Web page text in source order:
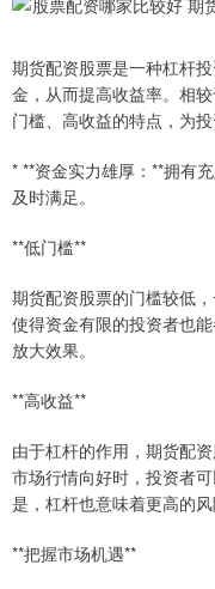
期货配资股票是一种杠杆
金，从而提高收益率。相
门槛、高收益的特点，为
* **资金实力雄厚：**拥有
及时满足。
**低门槛**
期货配资股票的门槛较低
使得资金有限的投资者也
放大效果。
**高收益**
由于杠杆的作用，期货配
市场行情向好时，投资者
是，杠杆也意味着更高的
**把握市场机遇**